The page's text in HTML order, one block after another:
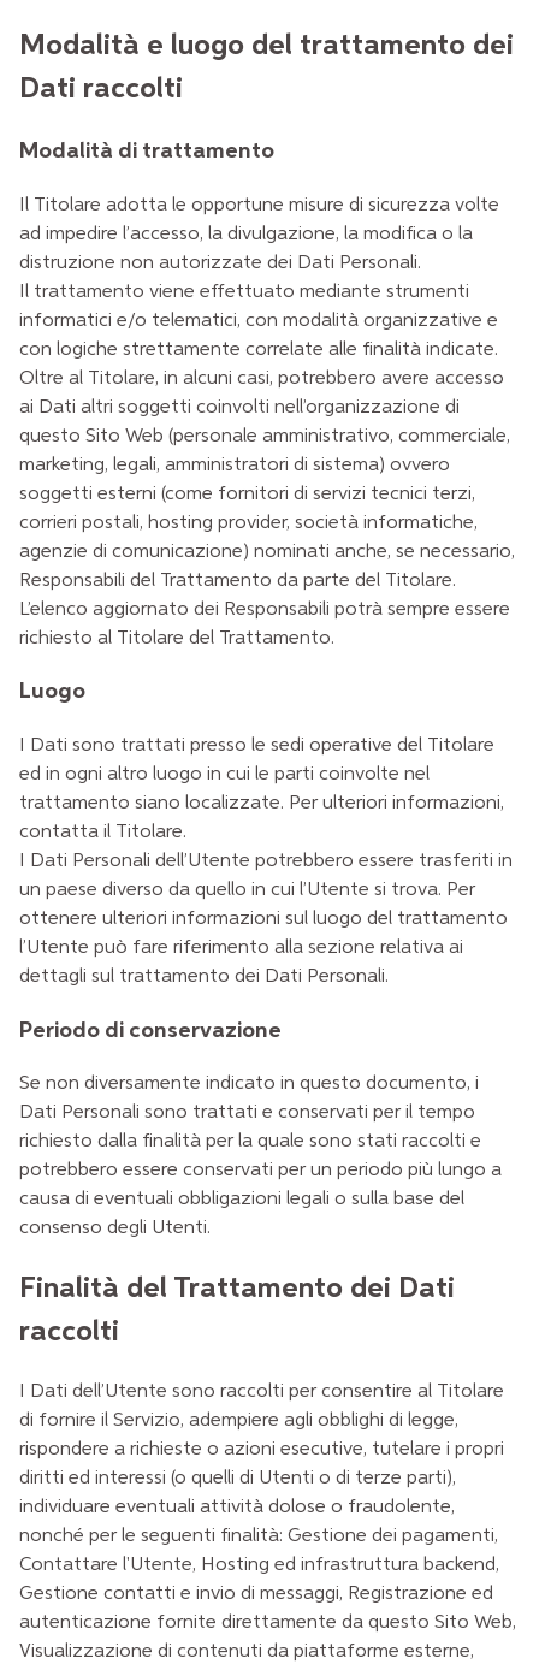
Modalità e luogo del trattamento dei
Dati raccolti
Modalità di trattamento
Il Titolare adotta le opportune misure di sicurezza volte
ad impedire l’accesso, la divulgazione, la modifica o la
distruzione non autorizzate dei Dati Personali.
Il trattamento viene effettuato mediante strumenti
informatici e/o telematici, con modalità organizzative e
con logiche strettamente correlate alle finalità indicate.
Oltre al Titolare, in alcuni casi, potrebbero avere accesso
ai Dati altri soggetti coinvolti nell’organizzazione di
questo Sito Web (personale amministrativo, commerciale,
marketing, legali, amministratori di sistema) ovvero
soggetti esterni (come fornitori di servizi tecnici terzi,
corrieri postali, hosting provider, società informatiche,
agenzie di comunicazione) nominati anche, se necessario,
Responsabili del Trattamento da parte del Titolare.
L’elenco aggiornato dei Responsabili potrà sempre essere
richiesto al Titolare del Trattamento.
Luogo
I Dati sono trattati presso le sedi operative del Titolare
ed in ogni altro luogo in cui le parti coinvolte nel
trattamento siano localizzate. Per ulteriori informazioni,
contatta il Titolare.
I Dati Personali dell’Utente potrebbero essere trasferiti in
un paese diverso da quello in cui l’Utente si trova. Per
ottenere ulteriori informazioni sul luogo del trattamento
l’Utente può fare riferimento alla sezione relativa ai
dettagli sul trattamento dei Dati Personali.
Periodo di conservazione
Se non diversamente indicato in questo documento, i
Dati Personali sono trattati e conservati per il tempo
richiesto dalla finalità per la quale sono stati raccolti e
potrebbero essere conservati per un periodo più lungo a
causa di eventuali obbligazioni legali o sulla base del
consenso degli Utenti.
Finalità del Trattamento dei Dati
raccolti
I Dati dell’Utente sono raccolti per consentire al Titolare
di fornire il Servizio, adempiere agli obblighi di legge,
rispondere a richieste o azioni esecutive, tutelare i propri
diritti ed interessi (o quelli di Utenti o di terze parti),
individuare eventuali attività dolose o fraudolente,
nonché per le seguenti finalità: Gestione dei pagamenti,
Contattare l'Utente, Hosting ed infrastruttura backend,
Gestione contatti e invio di messaggi, Registrazione ed
autenticazione fornite direttamente da questo Sito Web,
Visualizzazione di contenuti da piattaforme esterne,